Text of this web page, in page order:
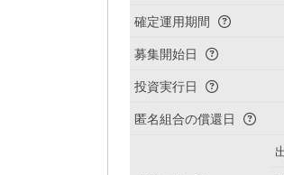
確定運用期間
募集開始日
投資実行日
匿名組合の償還日